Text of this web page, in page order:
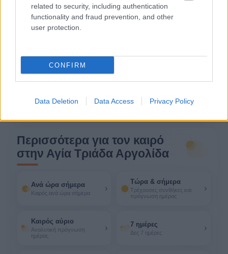
related to security, including authentication
functionality and fraud prevention, and other
user protection.
CONFIRM
Data Deletion Data Access Privacy Policy
14:00
36°
Αραιή Συννεφιά
Αίσθηση
15:00
Αίσθηση
14 ακόμη ώρες
Περισσότερα για τον καιρό
στην Αγία Τριάδα Αργολίδα
Ανά ώρα σήμερα
Καιρός ανά ώρα σήμερα ›
Τώρα & σήμερα
Τρέχουσες συνθήκες και
πρόγνωση ημέρας
›
Καιρός αύριο
Αναλυτική πρόγνωση
ημέρας
› 7 ημέρες
Δες 7 ημέρες ›